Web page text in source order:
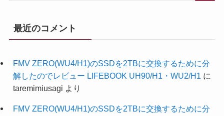
最近のコメント
FMV ZERO(WU4/H1)のSSDを2TBに交換するために分
解したのでレビュー LIFEBOOK UH90/H1・WU2/H1 に
taremimiusagi より
FMV ZERO(WU4/H1)のSSDを2TBに交換するために分